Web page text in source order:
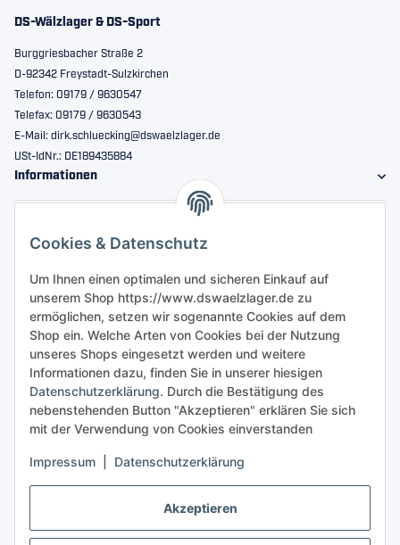
Akzeptieren
Cookies & Datenschutz
Um Ihnen einen optimalen und sicheren Einkauf auf
unserem Shop https://www.dswaelzlager.de zu
ermöglichen, setzen wir sogenannte Cookies auf dem
Shop ein. Welche Arten von Cookies bei der Nutzung
unseres Shops eingesetzt werden und weitere
Informationen dazu, finden Sie in unserer hiesigen
Datenschutzerklärung. Durch die Bestätigung des
nebenstehenden Button "Akzeptieren" erklären Sie sich
mit der Verwendung von Cookies einverstanden
Impressum Datenschutzerklärung
DS-Wälzlager & DS-Sport
Burggriesbacher Straße 2
D-92342 Freystadt-Sulzkirchen
Telefon: 09179 / 9630547
Telefax: 09179 / 9630543
E-Mail: dirk.schluecking@dswaelzlager.de
USt-IdNr.: DE189435884
Informationen
Sicher bestellen